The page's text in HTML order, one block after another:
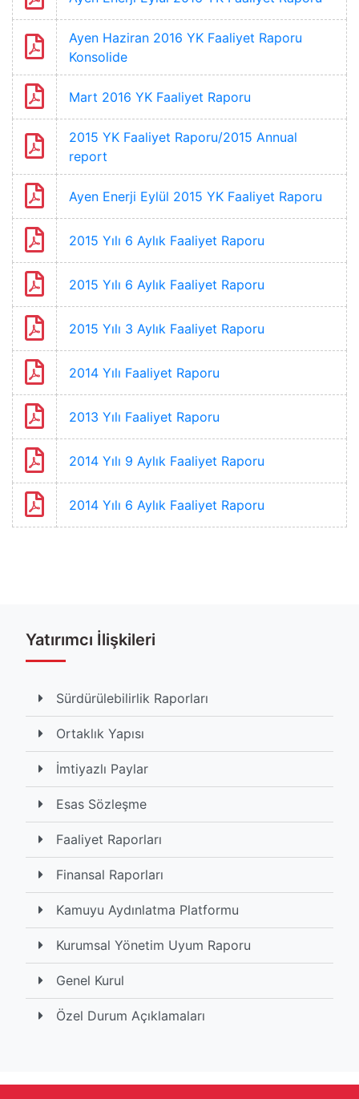
Ayen Haziran 2016 YK Faaliyet Raporu
Konsolide
Mart 2016 YK Faaliyet Raporu
2015 YK Faaliyet Raporu/2015 Annual
report
Ayen Enerji Eylül 2015 YK Faaliyet Raporu
2015 Yılı 6 Aylık Faaliyet Raporu
2015 Yılı 6 Aylık Faaliyet Raporu
2015 Yılı 3 Aylık Faaliyet Raporu
2014 Yılı Faaliyet Raporu
2013 Yılı Faaliyet Raporu
2014 Yılı 9 Aylık Faaliyet Raporu
2014 Yılı 6 Aylık Faaliyet Raporu
Toplam Görüntülenme İçerik 593228 kez listelendi
Yatırımcı İlişkileri
Sürdürülebilirlik Raporları
Ortaklık Yapısı
İmtiyazlı Paylar
Esas Sözleşme
Faaliyet Raporları
Finansal Raporları
Kamuyu Aydınlatma Platformu
Kurumsal Yönetim Uyum Raporu
Genel Kurul
Özel Durum Açıklamaları